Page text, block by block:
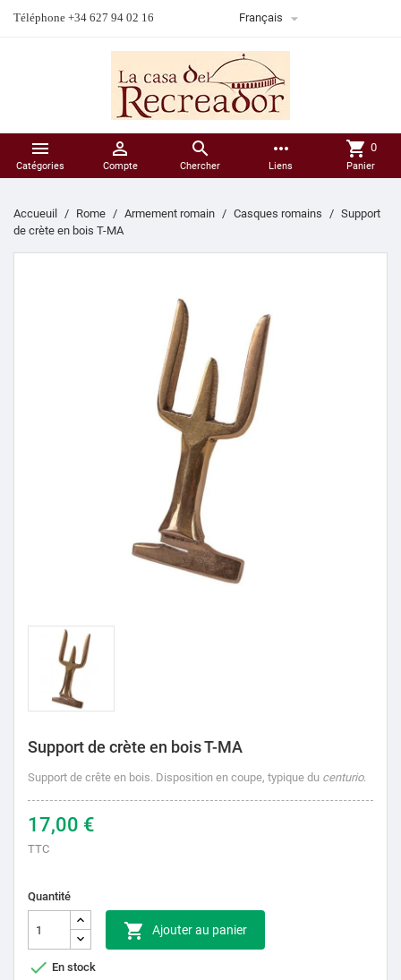
Téléphone +34 627 94 02 16 Français 

Catégories

Compte

Chercher
more_horiz
Liens
shopping_cart 0
Panier
Accueuil Rome Armement romain Casques romains
Support
de crète en bois T-MA
Support de crète en bois T-MA
Support de crête en bois. Disposition en coupe, typique du centurio.
17,00 €
TTC
Quantité
 Ajouter au panier
 En stock